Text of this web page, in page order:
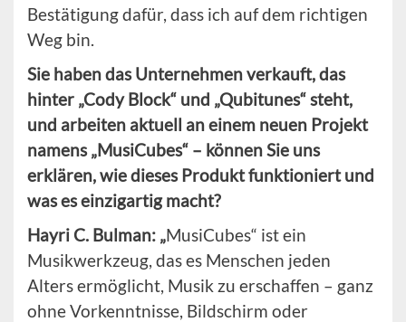
Bestätigung dafür, dass ich auf dem richtigen
Weg bin.
Sie haben das Unternehmen verkauft, das
hinter „Cody Block“ und „Qubitunes“ steht,
und arbeiten aktuell an einem neuen Projekt
namens „MusiCubes“ – können Sie uns
erklären, wie dieses Produkt funktioniert und
was es einzigartig macht?
Hayri C. Bulman: „MusiCubes“ ist ein
Musikwerkzeug, das es Menschen jeden
Alters ermöglicht, Musik zu erschaffen – ganz
ohne Vorkenntnisse, Bildschirm oder